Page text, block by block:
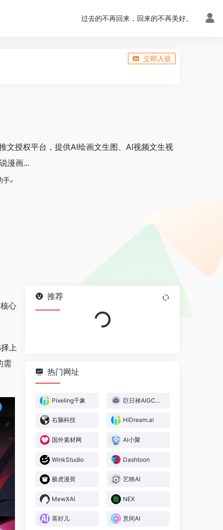
过去的不再回来，回来的不再美好。
立即入驻
文授权平台，提供AI绘画文生图、AI视频文生视
漫画...
手
核心
上
需
推荐 Loading...
热门网址
Pixeling千象 巨日禄AIGC创作平台
右脑科技 HiDream.ai
国外素材网 AI小聚
WinkStudio Dashtoon
极虎漫剪 艺映AI
MewXAI NEX
喜好儿 ‌‌意间AI‌